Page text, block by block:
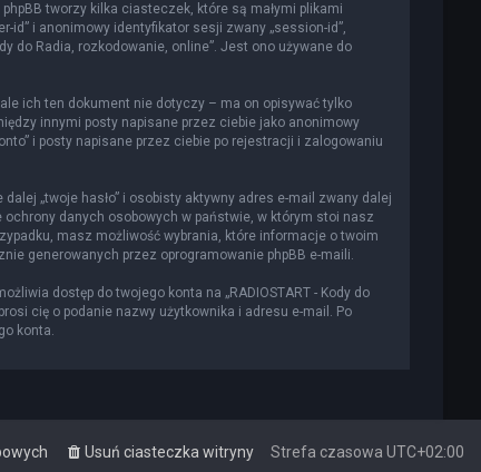
tworzy kilka ciasteczek, które są małymi plikami
i anonimowy identyfikator sesji zwany „session-id”,
do Radia, rozkodowanie, online”. Jest ono używane do
ich ten dokument nie dotyczy – ma on opisywać tylko
innymi posty napisane przez ciebie jako anonimowy
i posty napisane przez ciebie po rejestracji i zalogowaniu
„twoje hasło” i osobisty aktywny adres e-mail zwany dalej
ochrony danych osobowych w państwie, w którym stoi nasz
masz możliwość wybrania, które informacje o twoim
generowanych przez oprogramowanie phpBB e-maili.
dostęp do twojego konta na „RADIOSTART - Kody do
cię o podanie nazwy użytkownika i adresu e-mail. Po
konta.
Strefa czasowa UTC+02:00
Usuń ciasteczka witryny